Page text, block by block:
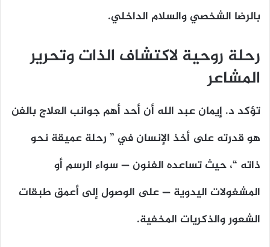
بالرضا الشخصي والسلام الداخلي.
رحلة روحية لاكتشاف الذات وتحرير
المشاعر
تؤكد د. إيمان عبد الله أن أحد أهم جوانب العلاج بالفن
هو قدرته على أخذ الإنسان في ” رحلة عميقة نحو
ذاته “، حيث تساعده الفنون — سواء الرسم أو
المشغولات اليدوية — على الوصول إلى أعمق طبقات
الشعور والذكريات المخفية.